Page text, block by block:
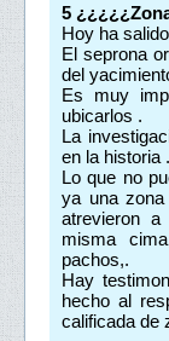
5
Hoy ha
El seprona
del
Es muy
ubicarlos .
La
en la historia .
Lo que no
ya una
atrevieron
misma
pachos,.
Hay
hecho al
calificada de